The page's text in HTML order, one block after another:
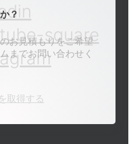
square
？
お見積もりをご希望
までお問い合わせく
取得する